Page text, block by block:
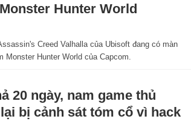
Hunter World
Creed Valhalla của Ubisoft đang có màn
Monster Hunter World của Capcom.
20 ngày, nam game thủ
bị cảnh sát tóm cổ vì hack